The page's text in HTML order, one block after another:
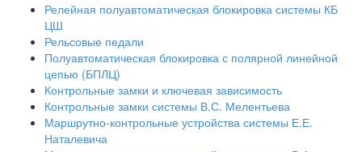
Релейная полуавтоматическая блокировка системы КБ
ЦШ
Рельсовые педали
Полуавтоматическая блокировка с полярной линейной
цепью (БПЛЦ)
Контрольные замки и ключевая зависимость
Контрольные замки системы В.С. Мелентьева
Маршрутно-контрольные устройства системы Е.Е.
Наталевича